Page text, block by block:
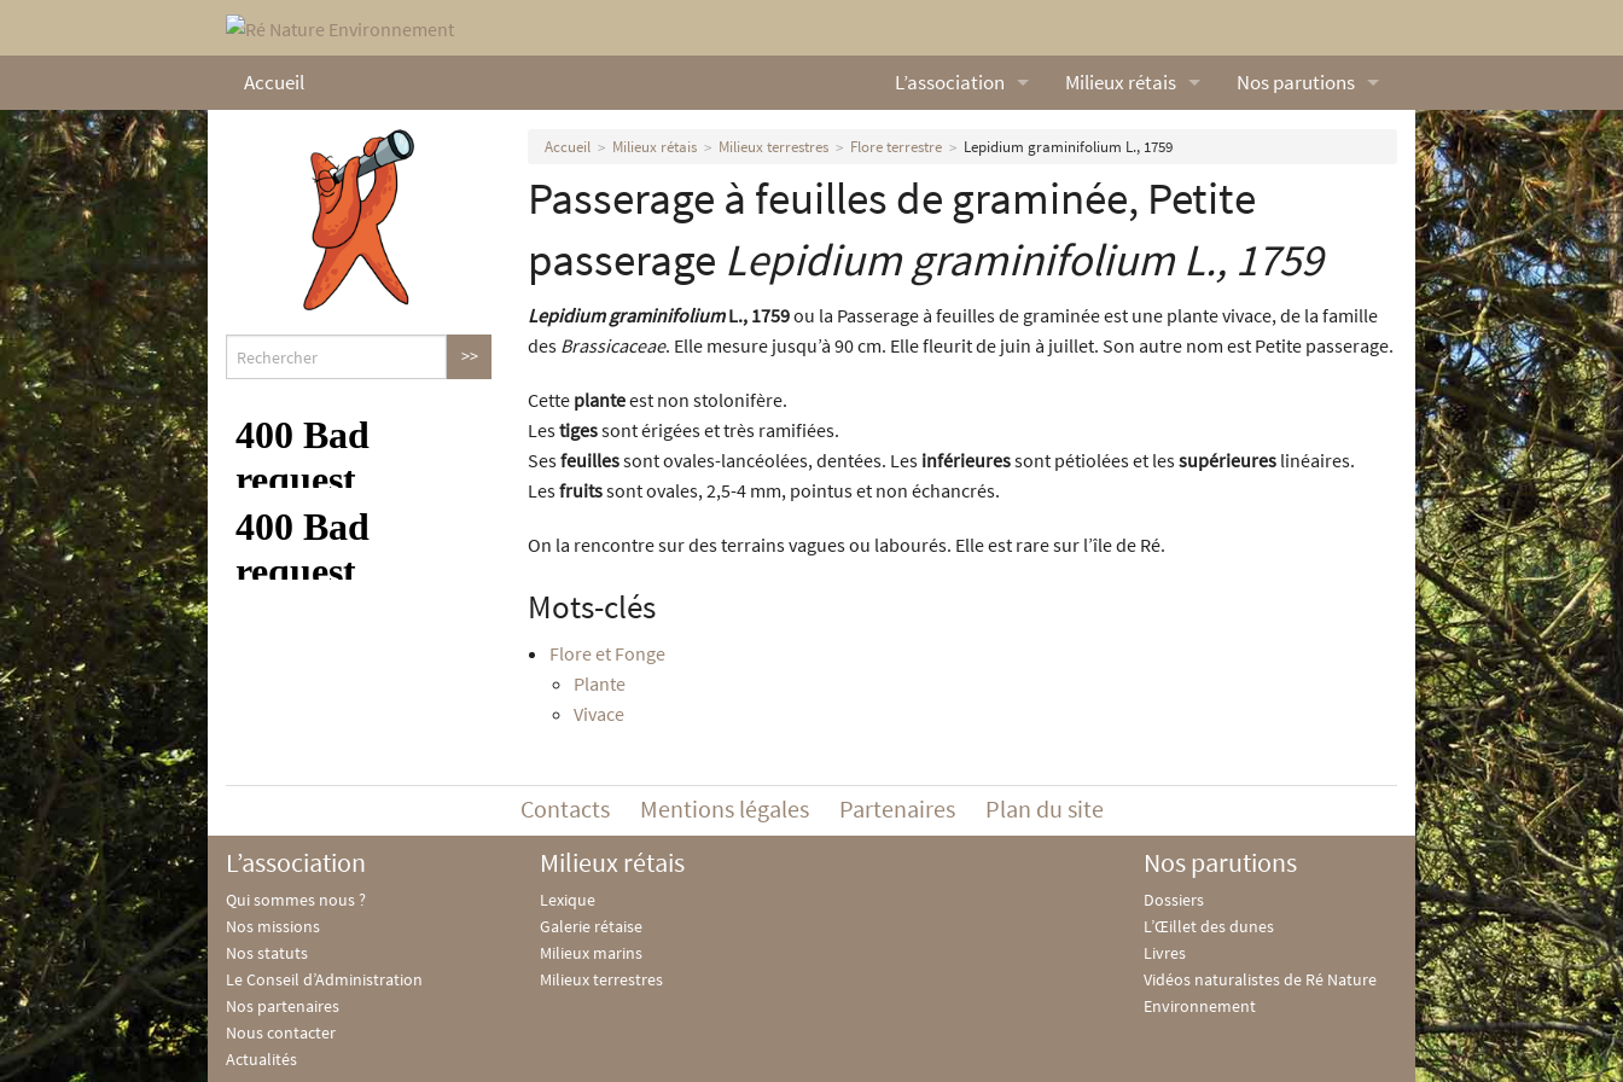
Accueil L’association
Qui sommes nous ?
Nos missions
Nos partenaires
Actualités
Milieux rétais
Lexique
Galerie rétaise
Milieux marins
Nos parutions
L’Œillet des dunes
Livres
Vidéos naturalistes de Ré Nature
Accueil Milieux rétais Milieux terrestres Flore terrestre Lepidium graminifolium L., 1759
Passerage à feuilles de graminée, Petite
passerage Lepidium graminifoliumL., 1759
Lepidium graminifoliumL., 1759ou la Passerage à feuilles de graminée est une plante vivace, de la famille
des Brassicaceae. Elle mesure jusqu’à 90 cm. Elle fleurit de juin à juillet. Son autre nom est Petite passerage.
Cette planteest non stolonifère.
Lestigessont érigées et très ramifiées.
Sesfeuillessont ovales-lancéolées, dentées. Les inférieuressont pétiolées et lessupérieures linéaires.
Lesfruitssont ovales, 2,5-4 mm, pointus et non échancrés.
On la rencontre sur des terrains vagues ou labourés. Elle est rare sur l’île de Ré.
Mots-clés
Flore et Fonge
Plante
Vivace
Contacts Mentions légales Partenaires Plan du site
L’association
Qui sommes nous ?
Nos missions
Nos statuts
Le Conseil d’Administration
Nos partenaires
Nous contacter
Actualités
Milieux rétais
Lexique
Galerie rétaise
Milieux marins
Milieux terrestres
Nos parutions
Dossiers
L’Œillet des dunes
Livres
Vidéos naturalistes de Ré Nature
Environnement